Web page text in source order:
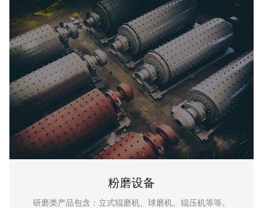
粉磨设备
研磨类产品包含：立式辊磨机、球磨机、辊压机等等。